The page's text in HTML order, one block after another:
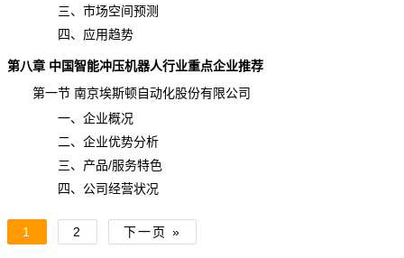
三、市场空间预测
四、应用趋势
第八章 中国智能冲压机器人行业重点企业推荐
第一节 南京埃斯顿自动化股份有限公司
一、企业概况
二、企业优势分析
三、产品/服务特色
四、公司经营状况
1 2 下一页 »